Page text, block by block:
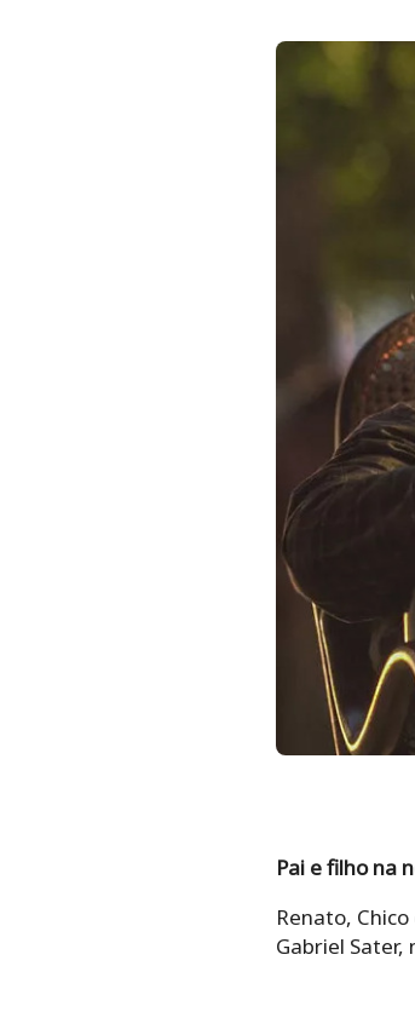
Pai e filho na
Renato,
Gabriel Sater,